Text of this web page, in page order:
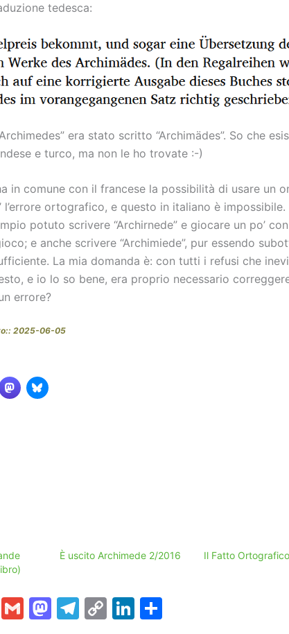
tedesca:
era stato scritto “Archimädes”. So che
e turco, ma non le ho trovate :-)
in comune con il francese la possibilità di usare un
l’errore ortografico, e questo in italiano è impossibile.
potuto scrivere “Archirnede” e giocare un po’
e anche scrivere “Archimiede”, pur essendo
La mia domanda è: con tutti i refusi che
e io lo so bene, era proprio necessario
errore?
2025-06-05
È uscito Archimede 2/2016 Il Fatto Ortografico
E
G
M T
C
Li